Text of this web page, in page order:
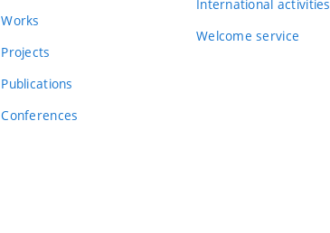
Works
Projects
Publications
Conferences
International activities
Welcome service